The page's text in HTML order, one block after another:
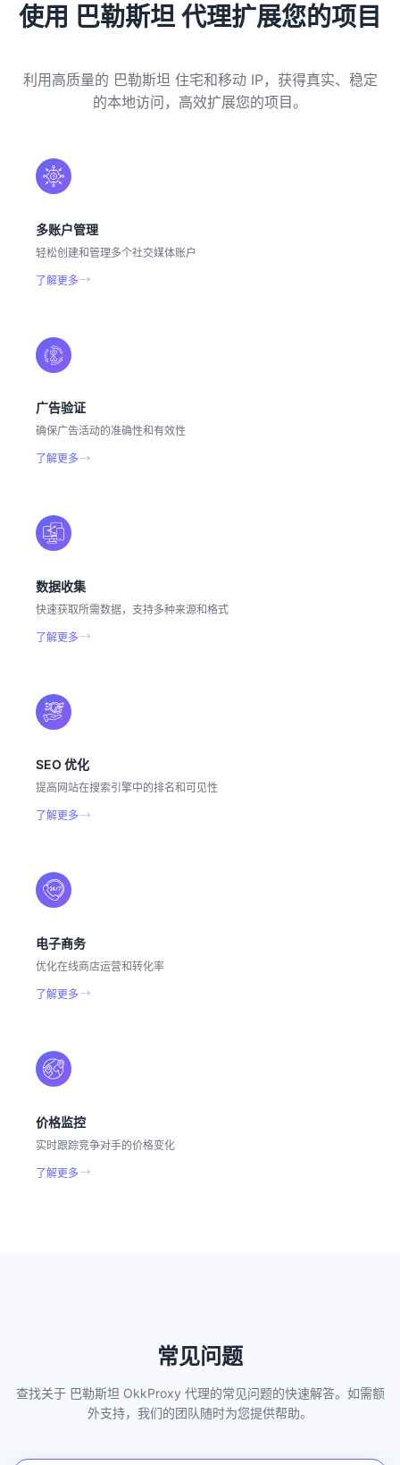
使用 巴勒斯坦 代理扩展您的项目
利用高质量的 巴勒斯坦 住宅和移动 IP，获得真实、稳定
的本地访问，高效扩展您的项目。
多账户管理
轻松创建和管理多个社交媒体账户
了解更多
广告验证
确保广告活动的准确性和有效性
了解更多
数据收集
快速获取所需数据，支持多种来源和格式
了解更多
SEO 优化
提高网站在搜索引擎中的排名和可见性
了解更多
电子商务
优化在线商店运营和转化率
了解更多
价格监控
实时跟踪竞争对手的价格变化
了解更多
常见问题
查找关于 巴勒斯坦 OkkProxy 代理的常见问题的快速解答。如需额
外支持，我们的团队随时为您提供帮助。